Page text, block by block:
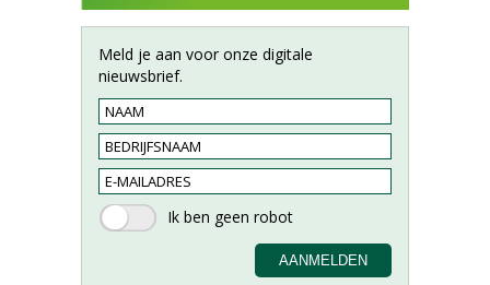
Meld je aan voor onze digitale
nieuwsbrief.